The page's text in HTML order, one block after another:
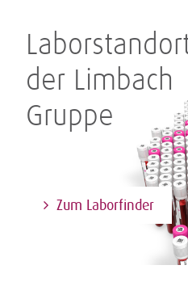
der Limbach
Gruppe
Zum Laborfinder